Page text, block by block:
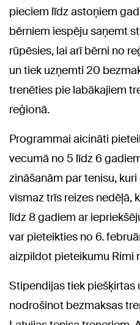
pieciem līdz astoņiem
bērniem iespēju saņemt
rūpēsies, lai arī bērni no
un tiek uzņemti 20
trenēties pie labākajiem
reģionā.
Programmai aicināti
vecumā no 5 līdz 6
zināšanām par tenisu,
vismaz trīs reizes nedēļā,
līdz 8 gadiem ar
var pieteikties no 6.
aizpildot pieteikumu Rimi
Stipendijas tiek piešķirtas
nodrošinot bezmaksas